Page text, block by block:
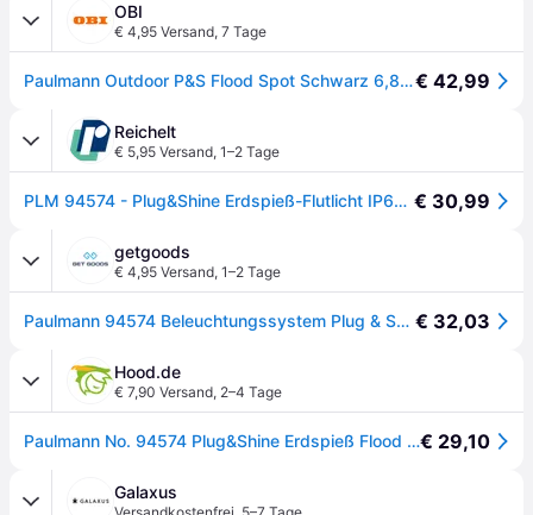
OBI
€ 4,95 Versand, 7 Tage
Paulmann Outdoor P&S Flood Spot Schwarz 6,8 W IP65 3000K€ 42,99
Reichelt
€ 5,95 Versand, 1–2 Tage
PLM 94574 - Plug&Shine Erdspieß-Flutlicht IP65, 3000 K, 6,8 W, 580 lm € 30,99
getgoods
€ 4,95 Versand, 1–2 Tage
Paulmann 94574 Beleuchtungssystem Plug & Shine 6.8 W Warmweiß Schwarz € 32,03
Hood.de
€ 7,90 Versand, 2–4 Tage
Paulmann No. 94574 Plug&Shine Erdspieß Flood IP65 6,8W 3000K Anthrazit€ 29,10
Galaxus